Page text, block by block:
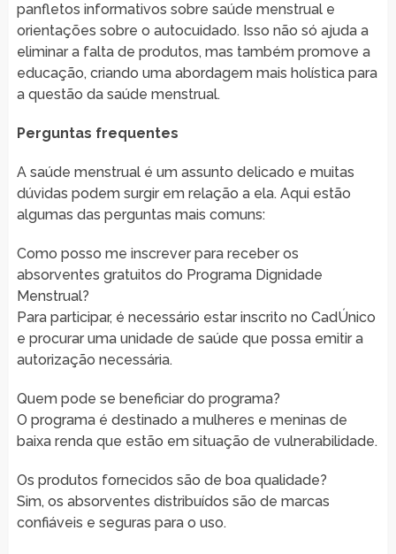
panfletos informativos sobre saúde menstrual e
orientações sobre o autocuidado. Isso não só ajuda a
eliminar a falta de produtos, mas também promove a
educação, criando uma abordagem mais holística para
a questão da saúde menstrual.
Perguntas frequentes
A saúde menstrual é um assunto delicado e muitas
dúvidas podem surgir em relação a ela. Aqui estão
algumas das perguntas mais comuns:
Como posso me inscrever para receber os
absorventes gratuitos do Programa Dignidade
Menstrual?
Para participar, é necessário estar inscrito no CadÚnico
e procurar uma unidade de saúde que possa emitir a
autorização necessária.
Quem pode se beneficiar do programa?
O programa é destinado a mulheres e meninas de
baixa renda que estão em situação de vulnerabilidade.
Os produtos fornecidos são de boa qualidade?
Sim, os absorventes distribuídos são de marcas
confiáveis e seguras para o uso.